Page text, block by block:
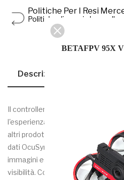
Politiche Per I Resi
Politiche di reso in base alla
Descrizione
Il controller DJI è stato progettato
l'esperienza di volo del pilota ed è
altri prodotti della gamma DJI
dati OcuSync 2.0. Integra un
immagini estremamente luminose
visibilità. Controlli intuitivi e
BETAFPV 95X